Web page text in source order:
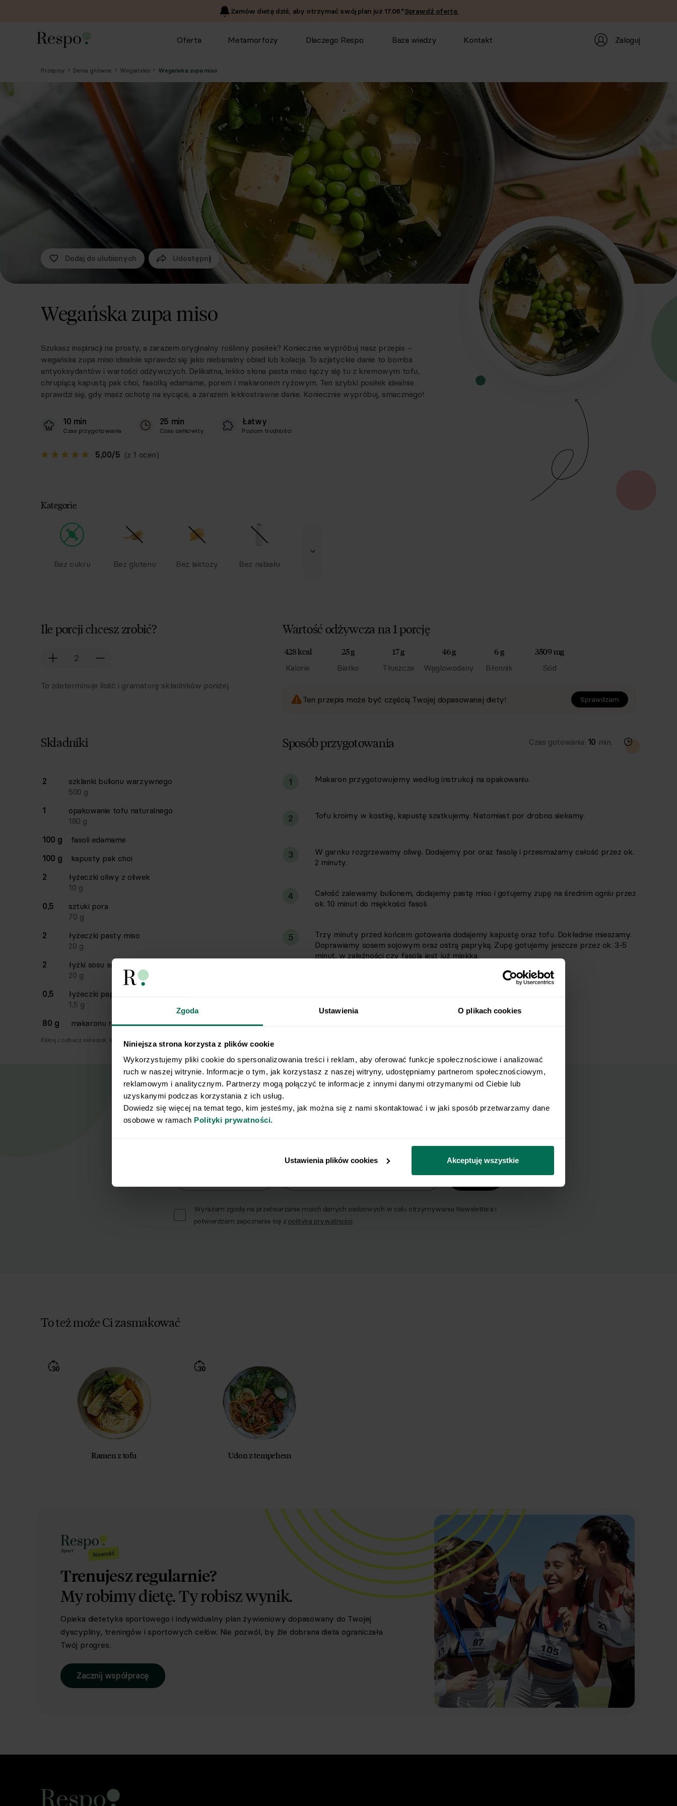
Zgoda Ustawienia O plikach cookies
Niniejsza strona korzysta z plików cookie
Wykorzystujemy pliki cookie do spersonalizowania treści i reklam, aby oferować funkcje społecznościowe i analizować
ruch w naszej witrynie. Informacje o tym, jak korzystasz z naszej witryny, udostępniamy partnerom społecznościowym,
reklamowym i analitycznym. Partnerzy mogą połączyć te informacje z innymi danymi otrzymanymi od Ciebie lub
uzyskanymi podczas korzystania z ich usług.
Dowiedz się więcej na temat tego, kim jesteśmy, jak można się z nami skontaktować i w jaki sposób przetwarzamy dane
osobowe w ramach Polityki prywatności.
Ustawienia plików cookies Akceptuję wszystkie
Zamów dietę dziś, aby otrzymać swój plan już 17.08.*Sprawdź ofertę.
Oferta Metamorfozy Dlaczego Respo Baza wiedzy Kontakt Zaloguj
Przepisy Dania główne Wegańskie Wegańska zupa miso
Dodaj do ulubionych Udostępnij
Wegańska zupa miso
Szukasz inspiracji na prosty, a zarazem oryginalny roślinny posiłek? Koniecznie wypróbuj nasz przepis –
wegańska zupa miso idealnie sprawdzi się jako niebanalny obiad lub kolacja. To azjatyckie danie to bomba
antyoksydantów i wartości odżywczych. Delikatna, lekko słona pasta miso łączy się tu z kremowym tofu,
chrupiącą kapustą pak choi, fasolką edamame, porem i makaronem ryżowym. Ten szybki posiłek idealnie
sprawdzi się, gdy masz ochotę na sycące, a zarazem lekkostrawne danie. Koniecznie wypróbuj, smacznego!
10 min
Czas przygotowania
25 min
Czas całkowity
Łatwy
Poziom trudności
5,00/5 (z 1 ocen)
Kategorie
Bez cukru Bez glutenu Bez laktozy Bez nabiału
Ile porcji chcesz zrobić?
To zdeterminuje ilość i gramaturę składników poniżej.
Wartość odżywcza na 1 porcję
428 kcal
Kalorie
25 g
Białko
17 g
Tłuszcze
46 g
Węglowodany
6 g
Błonnik
3509 mg
Sód
Ten przepis może być częścią Twojej dopasowanej diety! Sprawdzam
Składniki
Lista składników przepisu z ilościami i wagami
Ilość Składnik
2 szklanki bulionu warzywnego
500 g
1
opakowanie tofu naturalnego
180 g
100 g
fasoli edamame
100 g
kapusty pak choi
2
łyżeczki oliwy z oliwek
10 g
0,5
sztuki pora
70 g
2
łyżeczki pasty miso
20 g
2
łyżki sosu sojowego
20 g
0,5
łyżeczki papryki ostrej suszonej
1,5 g
80 g
makaronu ryżowego
Kliknij i odhacz składnik, który już masz.
Sposób przygotowania Czas gotowania: 10 min.
1 Makaron przygotowujemy według instrukcji na opakowaniu.
2 Tofu kroimy w kostkę, kapustę szatkujemy. Natomiast por drobno siekamy.
3
W garnku rozgrzewamy oliwę. Dodajemy por oraz fasolę i przesmażamy całość przez ok.
2 minuty.
4
Całość zalewamy bulionem, dodajemy pastę miso i gotujemy zupę na średnim ogniu przez
ok. 10 minut do miękkości fasoli.
5
Trzy minuty przed końcem gotowania dodajemy kapustę oraz tofu. Dokładnie mieszamy.
Doprawiamy sosem sojowym oraz ostrą papryką. Zupę gotujemy jeszcze przez ok. 3-5
minut, w zależności czy fasola jest już miękka.
Wyślij przepis na e-mail
Nasze najlepsze przepisy, prosto na Twoja skrzynkę e-mail.
Zapisz się do naszego Newslettera
Wyślij
Wyrażam zgodę na przetwarzanie moich danych osobowych w celu otrzymywania Newslettera i
potwierdzam zapoznanie się z polityką prywatności.
To też może Ci zasmakować
Ramen z tofu Udon z tempehem
Trenujesz regularnie?
My robimy dietę.Ty robisz wynik.
Opieka dietetyka sportowego i indywidualny plan żywieniowy dopasowany do Twojej
dyscypliny, treningów i sportowych celów. Nie pozwól, by źle dobrana dieta ograniczała
Twój progres.
Zacznij współpracę